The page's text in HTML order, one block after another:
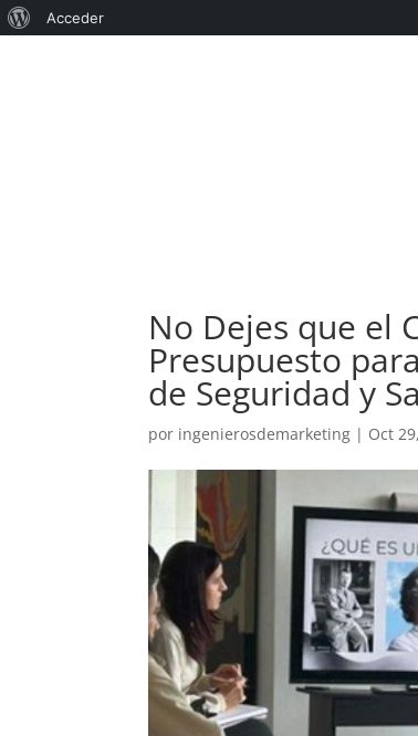
No Dejes que el
Presupuesto
de Seguridad y
por ingenierosdemarketing | Oct
Acerca
Acceder